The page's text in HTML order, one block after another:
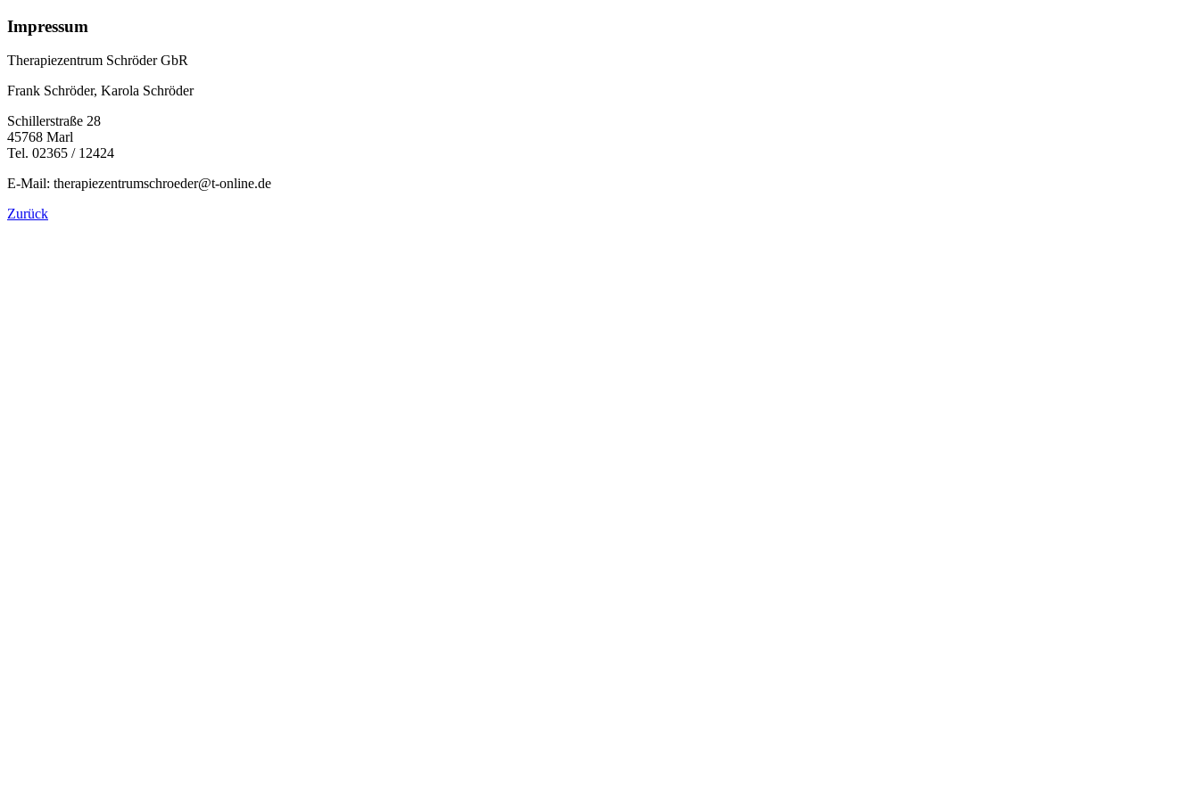
Impressum
Therapiezentrum Schröder GbR
Frank Schröder, Karola Schröder
Schillerstraße 28
45768 Marl
Tel. 02365 / 12424
E-Mail: therapiezentrumschroeder@t-online.de
Zurück